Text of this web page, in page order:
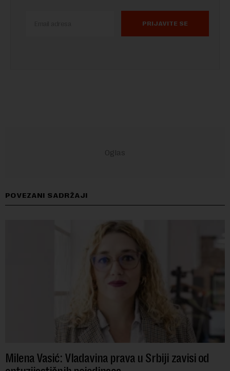
PRIJAVITE SE
POVEZANI SADRŽAJI
Milena Vasić: Vladavina prava u Srbiji zavisi od